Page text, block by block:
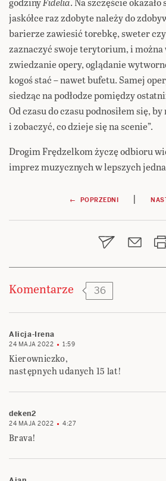
jaskółce raz zdobyte należy do
barierze zawiesić torebkę, sweter
zaznaczyć swoje terytorium, i można
zwiedzanie opery, oglądanie
kogoś stać – nawet bufetu. Samej
siedząc na podłodze pomiędzy
Od czasu do czasu podnosiłem się,
i zobaczyć, co dzieje się na scenie”.
Drogim Frędzelkom życzę odbioru
imprez muzycznych w lepszych
Nawigacja
wpisu
← POPRZEDNI |
Komentarze 36
Alicja-Irena
24 MAJA 2022 1:59
Kierowniczko,
następnych udanych 15 lat!
deken2
24 MAJA 2022 4:27
Brava!